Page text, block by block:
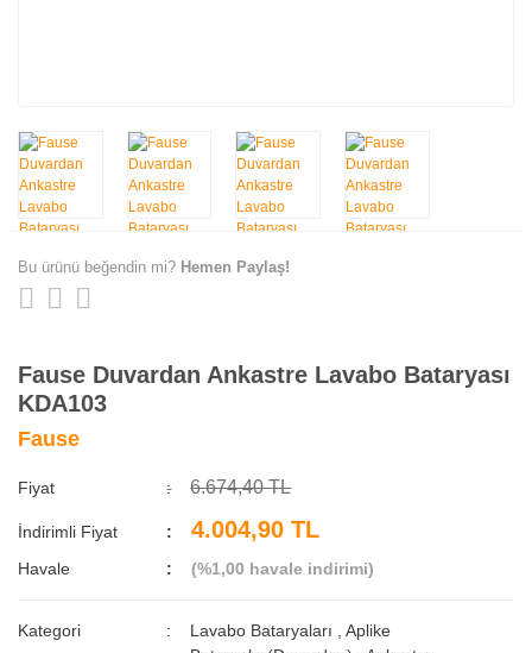
Bu ürünü beğendin mi? Hemen Paylaş!
Fause Duvardan Ankastre Lavabo Bataryası
KDA103
Fause
Fiyat 6.674,40 TL
İndirimli Fiyat 4.004,90 TL
Havale (%1,00 havale indirimi)
Kategori Lavabo Bataryaları ,Aplike